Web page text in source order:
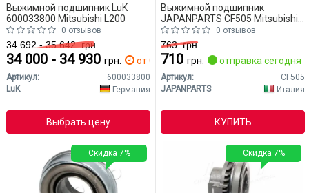
Выжимной подшипник LuK
600033800 Mitsubishi L200
0 отзывов
34 692 - 35 642грн.
34 000 - 34 930 грн. от 0 дн.
Артикул:
600033800
LuK
Германия
Выбрать цену
Выжимной подшипник
JAPANPARTS CF505 Mitsubishi
L200
0 отзывов
763грн.
710 грн. отправка сегодня
Артикул:
CF505
JAPANPARTS
Италия
КУПИТЬ
Скидка 7% Скидка 7%